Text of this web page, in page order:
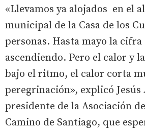
«Llevamos ya alojados en el
municipal de la Casa de los
personas. Hasta mayo la cifra
ascendiendo. Pero el calor y
bajo el ritmo, el calor corta
peregrinación», explicó Jesús
presidente de la Asociación
Camino de Santiago, que